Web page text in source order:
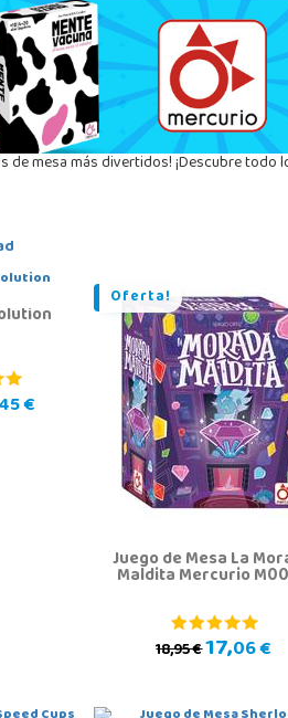
de mesa más divertidos! ¡Descubre
45 €
Oferta!
Juego de Mesa La
Maldita Mercurio
18,95 €17,06 €